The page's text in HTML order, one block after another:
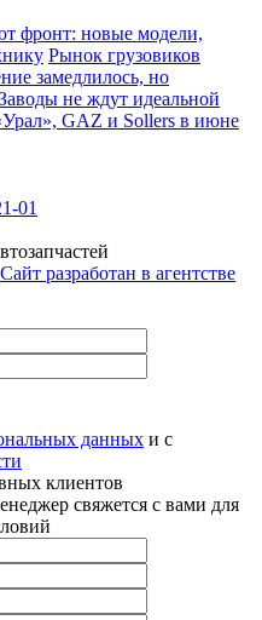
фронт: новые модели,
Рынок грузовиков
замедлилось, но
не ждут идеальной
GAZ и Sollers в июне
01
Сайт разработан в агентстве
данных и с
клиентов
свяжется с вами для